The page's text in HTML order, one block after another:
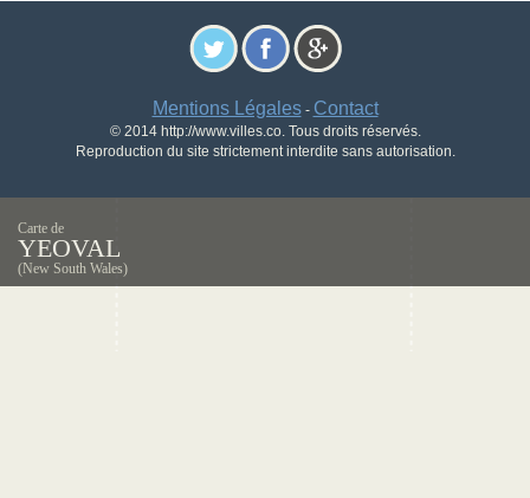
Mentions Légales- Contact
© 2014 http://www.villes.co. Tous droits réservés.
Reproduction du site strictement interdite sans autorisation.
Carte de
YEOVAL
(New South Wales)